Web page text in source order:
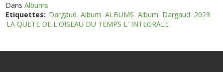
DansAlbums
Etiquettes: Dargaud Album ALBUMS Album Dargaud 2023
LA QUETE DE L'OISEAU DU TEMPS L' INTEGRALE